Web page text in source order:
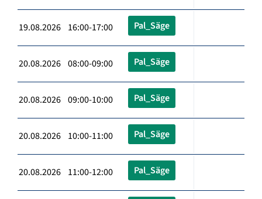
19.08.2026 16:00-17:00 Pal_Säge
20.08.2026 08:00-09:00 Pal_Säge
20.08.2026 09:00-10:00 Pal_Säge
20.08.2026 10:00-11:00 Pal_Säge
20.08.2026 11:00-12:00 Pal_Säge